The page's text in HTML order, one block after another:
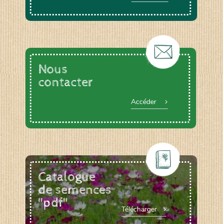
Nous
contacter
Accéder
Catalogue
de semences
"pdf"
Télécharger